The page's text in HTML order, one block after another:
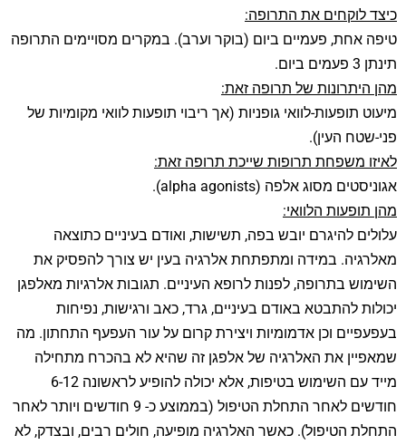
כיצד לוקחים את התרופה:
טיפה אחת, פעמיים ביום (בוקר וערב). במקרים מסויימים התרופה
תינתן 3 פעמים ביום.
מהן היתרונות של תרופה זאת:
מיעוט תופעות-לוואי גופניות (אך ריבוי תופעות לוואי מקומיות של
פני-שטח העין).
לאיזו משפחת תרופות שייכת תרופה זאת:
אגוניסטים מסוג אלפה (alpha agonists).
מהן תופעות הלוואי:
עלולים להיגרם יובש בפה, תשישות, ואודם בעיניים כתוצאה
מאלרגיה. במידה ומתפתחת אלרגיה בעין יש צורך להפסיק את
השימוש בתרופה, לפנות לרופא העיניים. תגובות אלרגיות מאלפגן
יכולות להתבטא באודם בעיניים, גרד, כאב ורגישות, נפיחות
בעפעפיים וכן אדמומיות ויצירת קרום על עור העפעף התחתון. מה
שמאפיין את האלרגיה של אלפגן זה שהיא לא בהכרח מתחילה
מייד עם השימוש בטיפות, אלא יכולה להופיע לראשונה 6-12
חודשים לאחר התחלת הטיפול (בממוצע כ- 9 חודשים ויותר לאחר
התחלת הטיפול). כאשר האלרגיה מופיעה, חולים רבים, ובצדק, לא